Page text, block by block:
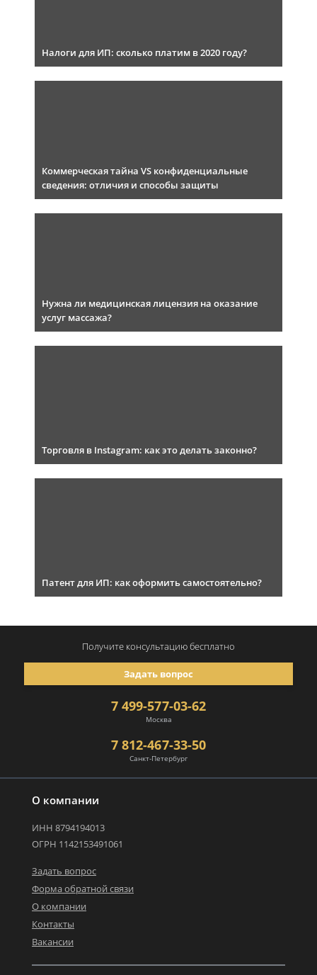
Налоги для ИП: сколько платим в 2020 году?
Коммерческая тайна VS конфиденциальные
сведения: отличия и способы защиты
Нужна ли медицинская лицензия на оказание
услуг массажа?
Торговля в Instagram: как это делать законно?
Патент для ИП: как оформить самостоятельно?
О компании
ИНН 8794194013
ОГРН 1142153491061
Задать вопрос
Форма обратной связи
О компании
Контакты
Вакансии
7 499-577-03-62
Москва
7 812-467-33-50
Санкт-Петербург
Задать вопрос
Получите консультациюбесплатно